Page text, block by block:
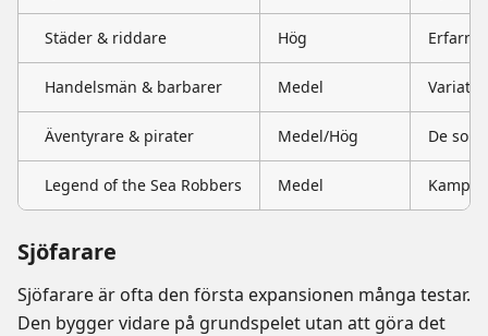
Städer & riddare Hög Erfarna
Handelsmän & barbarer Medel
Äventyrare & pirater Medel/Hög De
Legend of the Sea Robbers Medel
Sjöfarare
Sjöfarare är ofta den första expansionen många testar.
Den bygger vidare på grundspelet utan att göra det